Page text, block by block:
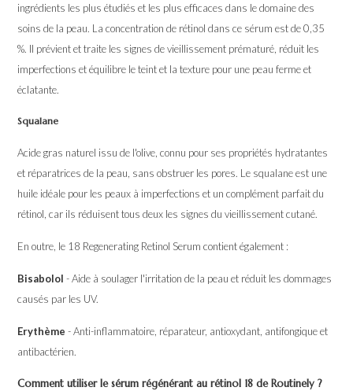
ingrédients les plus étudiés et les plus efficaces dans le domaine des
soins de la peau. La concentration de rétinol dans ce sérum est de 0,35
%. Il prévient et traite les signes de vieillissement prématuré, réduit les
imperfections et équilibre le teint et la texture pour une peau ferme et
éclatante.
Squalane
Acide gras naturel issu de l'olive, connu pour ses propriétés hydratantes
et réparatrices de la peau, sans obstruer les pores. Le squalane est une
huile idéale pour les peaux à imperfections et un complément parfait du
rétinol, car ils réduisent tous deux les signes du vieillissement cutané.
En outre, le 18 Regenerating Retinol Serum contient également :
Bisabolol - Aide à soulager l'irritation de la peau et réduit les dommages
causés par les UV.
Erythème - Anti-inflammatoire, réparateur, antioxydant, antifongique et
antibactérien.
Comment utiliser le sérum régénérant au rétinol 18 de Routinely ?